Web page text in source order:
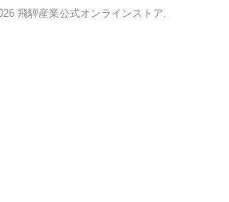
飛騨産業公式オンラインストア.